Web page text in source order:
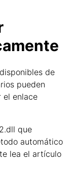
de
pueden
el enlace
que
automático
lea el artículo